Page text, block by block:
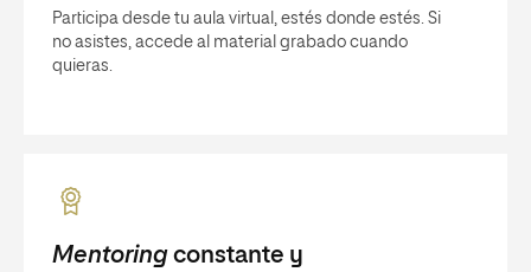
Participa desde tu aula virtual, estés donde estés. Si
no asistes, accede al material grabado cuando
quieras.
Mentoringconstante y